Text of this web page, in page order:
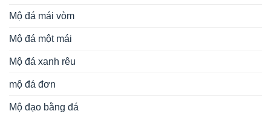
Mộ đá mái vòm
Mộ đá một mái
Mộ đá xanh rêu
mộ đá đơn
Mộ đạo bằng đá